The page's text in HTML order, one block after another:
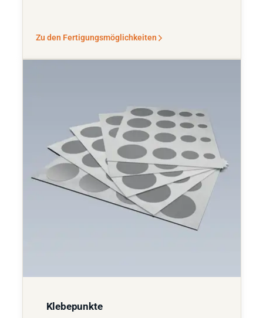
Zu den Fertigungsmöglichkeiten
Klebepunkte